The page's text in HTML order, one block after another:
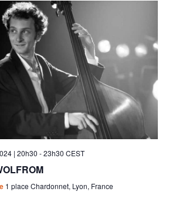
| 20h30 -23h30 CEST
1 place Chardonnet, Lyon, France